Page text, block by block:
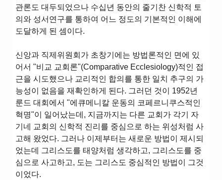
관론도 대두되었으나 수십년 동안의 줄기찬 신학적 토
의와 성서연구를 통하여 어느 정도의 기본적인 이해에
도달하게 된 셈이다.
신앙과 직제위원회가 초창기에는 방법론적인 면에 있
어서 "비교 교회론"(Comparative Ecclesiology)적인 접
근을 시도했으나 교리적인 합의를 통한 일치 추구의 가
능성이 없음을 재확인하게 된다. 그러던 것이 1952년
룬드 대회에서 "에큐메니칼 운동의 코페르니쿠스적인
혁명"이 일어났는데, 지금까지는 다른 교회가 각기 자
기네 교회의 신학적 진리를 중심으로 하는 위성처럼 사
고해 왔었다. 그러나 이제부터는 새로운 방법이 제시되
었는데 그리스도를 태양처럼 생각하고, 그리스도를 중
심으로 사고하고, 도는 그리스도 중심적인 방법이 그것
이었다.